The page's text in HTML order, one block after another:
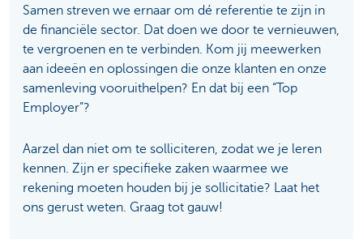
Samen streven we ernaar om dé referentie te zijn in
de financiële sector. Dat doen we door te vernieuwen,
te vergroenen en te verbinden. Kom jij meewerken
aan ideeën en oplossingen die onze klanten en onze
samenleving vooruithelpen? En dat bij een “Top
Employer”?
Aarzel dan niet om te solliciteren, zodat we je leren
kennen. Zijn er specifieke zaken waarmee we
rekening moeten houden bij je sollicitatie? Laat het
ons gerust weten. Graag tot gauw!